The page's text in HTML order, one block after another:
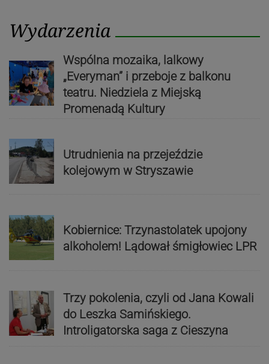
Wydarzenia
Wspólna mozaika, lalkowy
„Everyman” i przeboje z balkonu
teatru. Niedziela z Miejską
Promenadą Kultury
Utrudnienia na przejeździe
kolejowym w Stryszawie
Kobiernice: Trzynastolatek upojony
alkoholem! Lądował śmigłowiec LPR
Trzy pokolenia, czyli od Jana Kowali
do Leszka Samińskiego.
Introligatorska saga z Cieszyna